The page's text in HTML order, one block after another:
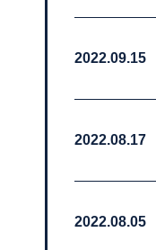
2022.09.15
2022.08.17
2022.08.05